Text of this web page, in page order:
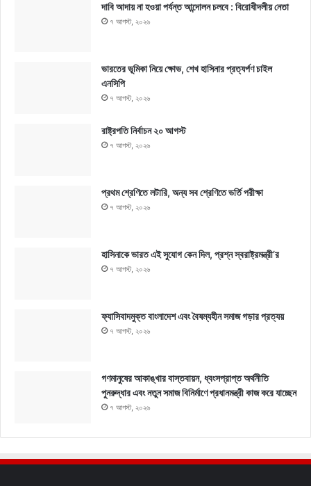
দাবি আদায় না হওয়া পর্যন্ত আন্দোলন চলবে : বিরোধীদলীয় নেতা
৭ আগস্ট, ২০২৬
ভারতের ভূমিকা নিয়ে ক্ষোভ, শেখ হাসিনার প্রত্যর্পণ চাইল
এনসিপি
৭ আগস্ট, ২০২৬
রাষ্ট্রপতি নির্বাচন ২০ আগস্ট
৭ আগস্ট, ২০২৬
প্রথম শ্রেণিতে লটারি, অন্য সব শ্রেণিতে ভর্তি পরীক্ষা
৭ আগস্ট, ২০২৬
হাসিনাকে ভারত এই সুযোগ কেন দিল, প্রশ্ন স্বরাষ্ট্রমন্ত্রী’র
৭ আগস্ট, ২০২৬
ফ্যাসিবাদমুক্ত বাংলাদেশ এবং বৈষম্যহীন সমাজ গড়ার প্রত্যয়
৭ আগস্ট, ২০২৬
গণমানুষের আকাঙ্খার বাস্তবায়ন, ধ্বংসপ্রাপ্ত অর্থনীতি
পুনরুদ্ধার এবং নতুন সমাজ বিনির্মাণে প্রধানমন্ত্রী কাজ করে যাচ্ছেন
৭ আগস্ট, ২০২৬